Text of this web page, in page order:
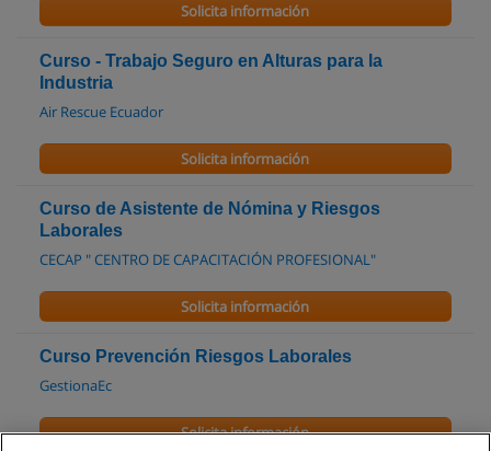
Solicita información
Curso - Trabajo Seguro en Alturas para la
Industria
Air Rescue Ecuador
Solicita información
Curso de Asistente de Nómina y Riesgos
Laborales
CECAP " CENTRO DE CAPACITACIÓN PROFESIONAL"
Solicita información
Curso Prevención Riesgos Laborales
GestionaEc
Solicita información